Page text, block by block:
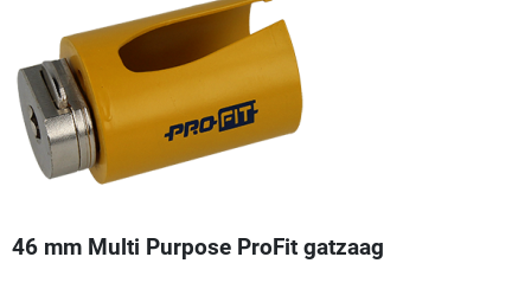
46 mm Multi Purpose ProFit gatzaag